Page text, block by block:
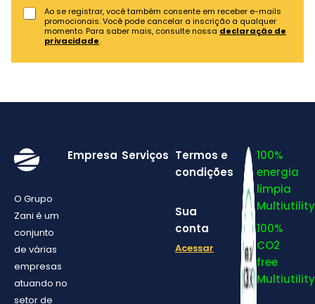
Ao se registrar, você também consente em receber e-mails
promocionais. Você pode cancelar a inscrição a qualquer
momento. Para saber mais, consulte nossa declaração de
privacidade.
O Grupo
Zani é um
conjunto
de várias
empresas
atuando no
setor de
Empresa Serviços Termos e
condições
Sua
conta
Acessar
100%
energia
limpia
Multiutility
100%
CO2
free
Multiutility